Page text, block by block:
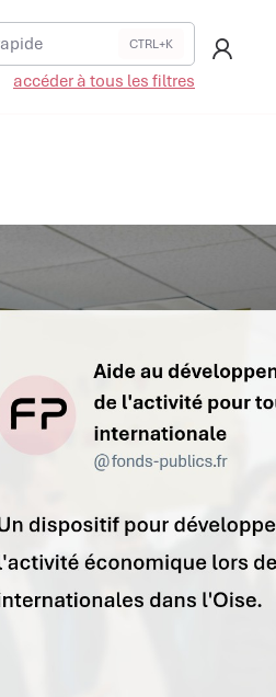
CTRL+K
accéder à tous les filtres